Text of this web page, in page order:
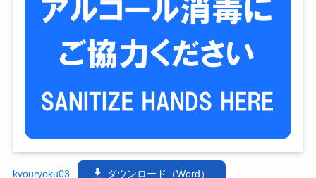
kyouryoku03 ダウンロード（Word）